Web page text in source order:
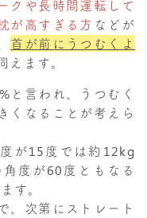
クや長時間運転して
が高すぎる方 などが
首が前にうつむくよ
えます。
と言われ、うつむく
くなることが考えら
が15度では約12kg
度が60度ともなる
す。
、次第にストレート